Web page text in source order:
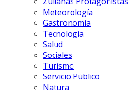
Meteorología
Gastronomía
Tecnología
Salud
Sociales
Turismo
Servicio Público
Natura